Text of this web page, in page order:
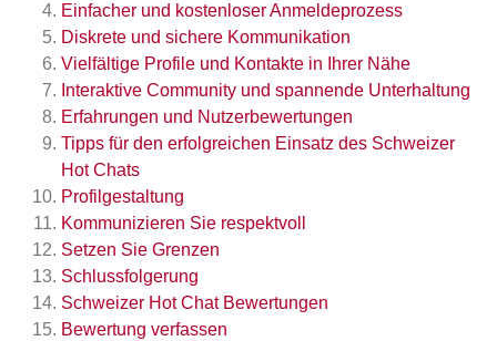
Einfacher und kostenloser Anmeldeprozess
Diskrete und sichere Kommunikation
Vielfältige Profile und Kontakte in Ihrer Nähe
Interaktive Community und spannende Unterhaltung
Erfahrungen und Nutzerbewertungen
Tipps für den erfolgreichen Einsatz des Schweizer
Hot Chats
Profilgestaltung
Kommunizieren Sie respektvoll
Setzen Sie Grenzen
Schlussfolgerung
Schweizer Hot ChatBewertungen
Bewertung verfassen